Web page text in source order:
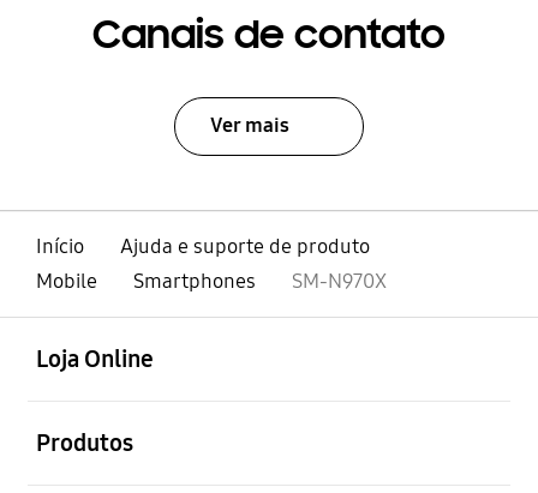
Canais de contato
Ver mais
Início
Ajuda e suporte de produto
Mobile
Smartphones SM-N970X
Loja Online
Produtos